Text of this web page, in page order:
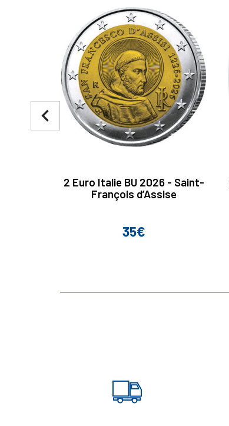
2 Euro Italie BU 2026 - Saint-
François d’Assise
Prix
35€
navigate_before